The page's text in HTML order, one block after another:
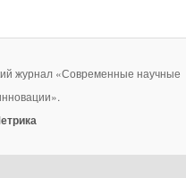
журнал «Современные научные